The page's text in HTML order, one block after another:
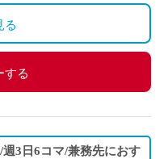
る
する
3日6コマ/兼務先におす